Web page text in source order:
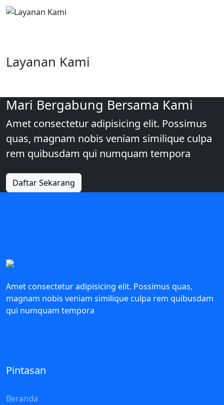
Layanan Kami
Mari Bergabung Bersama Kami
Amet consectetur adipisicing elit. Possimus
quas, magnam nobis veniam similique culpa
rem quibusdam qui numquam tempora
Daftar Sekarang
Amet consectetur adipisicing elit. Possimus quas,
magnam nobis veniam similique culpa rem quibusdam
qui numquam tempora
Pintasan
Beranda